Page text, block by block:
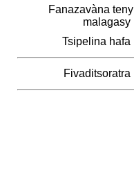
Fanazavàna teny
malagasy
Tsipelina hafa
Fivaditsoratra